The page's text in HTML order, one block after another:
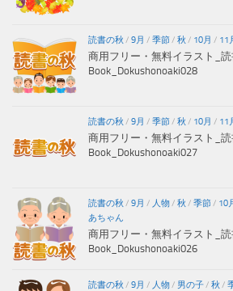
読書の秋 / 9月 / 季節/ 秋 / 10月 / 11
商用フリー・無料イラスト_
Book_Dokushonoaki028
読書の秋 / 9月 / 季節/ 秋 / 10月 / 11
商用フリー・無料イラスト_
Book_Dokushonoaki027
読書の秋 / 9月 / 人物/ 秋 / 季節/ 10
あちゃん
商用フリー・無料イラスト_
Book_Dokushonoaki026
読書の秋 / 9月 / 人物/ 男の子/ 秋 /